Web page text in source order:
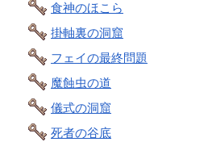
食神のほこら
掛軸裏の洞窟
フェイの最終問題
魔蝕虫の道
儀式の洞窟
死者の谷底